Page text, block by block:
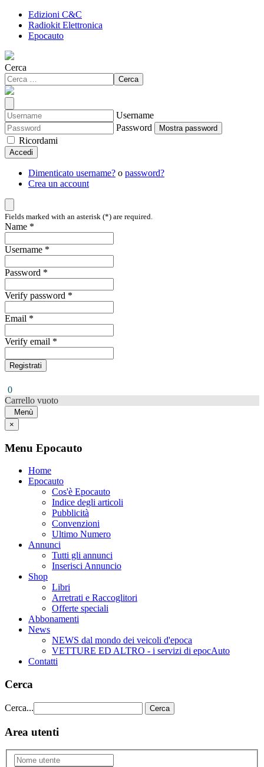
Edizioni C&C
Radiokit Elettronica
Epocauto
Cerca
Cerca
Username
Password
Mostra password
Ricordami
Accedi
Dimenticato username? o password?
Crea un account
Fields marked with an asterisk (*) are required.
Name *
Username *
Password *
Verify password *
Email *
Verify email *
Registrati
0
Carrello vuoto
Menù
×
Menu Epocauto
Home
Epocauto
Cos'è Epocauto
Indice degli articoli
Pubblicità
Convenzioni
Ultimo Numero
Annunci
Tutti gli annunci
Inserisci Annuncio
Shop
Libri
Arretrati e Raccoglitori
Offerte speciali
Abbonamenti
News
NEWS dal mondo dei veicoli d'epoca
VETTURE ED ALTRO - i servizi di epocAuto
Contatti
Cerca
Cerca... Cerca
Area utenti